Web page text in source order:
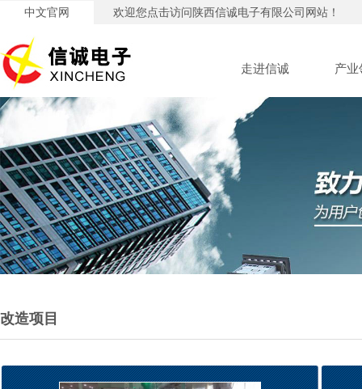
中文官网 欢迎您点击访问陕西信诚电子有限公司网站！
走进信诚 产业
改造项目